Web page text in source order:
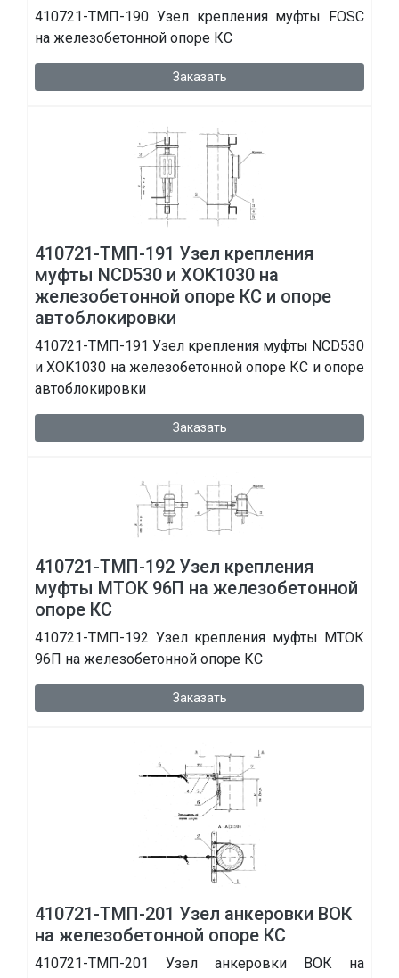
410721-ТМП-190 Узел крепления муфты FOSC
на железобетонной опоре КС
Заказать
410721-ТМП-191 Узел крепления
муфты NCD530 и XOK1030 на
железобетонной опоре КС и опоре
автоблокировки
410721-ТМП-191 Узел крепления муфты NCD530
и XOK1030 на железобетонной опоре КС и опоре
автоблокировки
Заказать
410721-ТМП-192 Узел крепления
муфты МТОК 96П на железобетонной
опоре КС
410721-ТМП-192 Узел крепления муфты МТОК
96П на железобетонной опоре КС
Заказать
410721-ТМП-201 Узел анкеровки ВОК
на железобетонной опоре КС
410721-ТМП-201 Узел анкеровки ВОК на